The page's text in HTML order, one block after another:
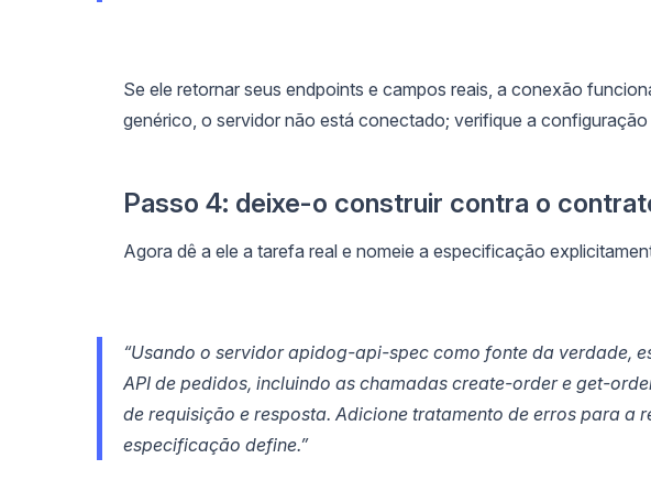
Se ele retornar seus endpoints e campos reais, a conexão
genérico, o servidor não está conectado; verifique a
Passo 4: deixe-o construir contra o
Agora dê a ele a tarefa real e nomeie a especificação
“Usando o servidor apidog-api-spec como fonte da verdade,
API de pedidos, incluindo as chamadas create-order e get-
de requisição e resposta. Adicione tratamento de erros para a
especificação define.”